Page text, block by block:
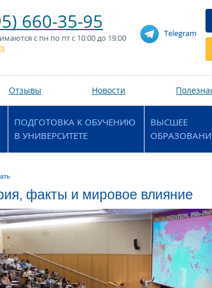
660-35-95
с пн по пт с 10:00 до 19:00
)
Telegram
Отзывы Новости
ПОДГОТОВКА К ОБУЧЕНИЮ
В УНИВЕРСИТЕТЕ
ВЫСШЕЕ
факты и мировое влияние